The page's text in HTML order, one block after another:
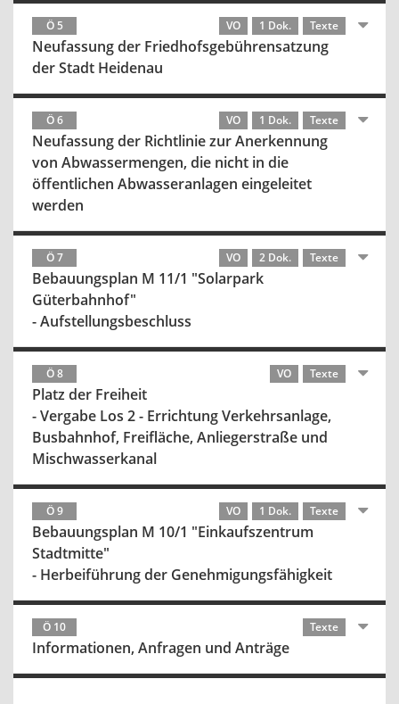
Ö 5 VO 1 Dok. Texte
Neufassung der Friedhofsgebührensatzung
der Stadt Heidenau
Ö 6 VO 1 Dok. Texte
Neufassung der Richtlinie zur Anerkennung
von Abwassermengen, die nicht in die
öffentlichen Abwasseranlagen eingeleitet
werden
Ö 7 VO 2 Dok. Texte
Bebauungsplan M 11/1 "Solarpark
Güterbahnhof"
- Aufstellungsbeschluss
Ö 8 VO Texte
Platz der Freiheit
- Vergabe Los 2 - Errichtung Verkehrsanlage,
Busbahnhof, Freifläche, Anliegerstraße und
Mischwasserkanal
Ö 9 VO 1 Dok. Texte
Bebauungsplan M 10/1 "Einkaufszentrum
Stadtmitte"
- Herbeiführung der Genehmigungsfähigkeit
Ö 10 Texte
Informationen, Anfragen und Anträge